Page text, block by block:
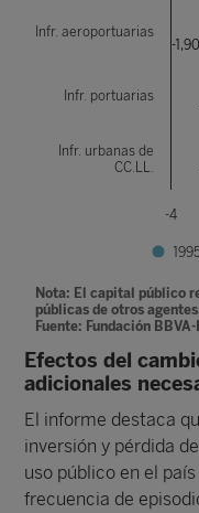
Nota: El capital público
públicas de otros
Fuente: Fundación
-1,90
-4
Infr. aeroportuarias
Infr. portuarias
Infr. urbanas de
CC.LL.
Efectos del
adicionales
El informe destaca
inversión y pérdida
uso público en el
frecuencia de